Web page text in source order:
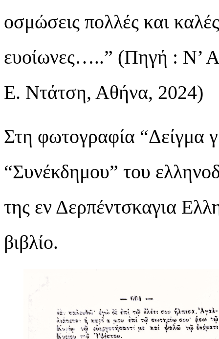
οσμώσεις πολλές και
ευοίωνες…..” (Πηγή :
Ε. Ντάτση, Αθήνα, 2024)
Στη φωτογραφία “Δείγμα
“Συνέκδημου” του
της εν Δερπέντσκαγια
βιβλίο.